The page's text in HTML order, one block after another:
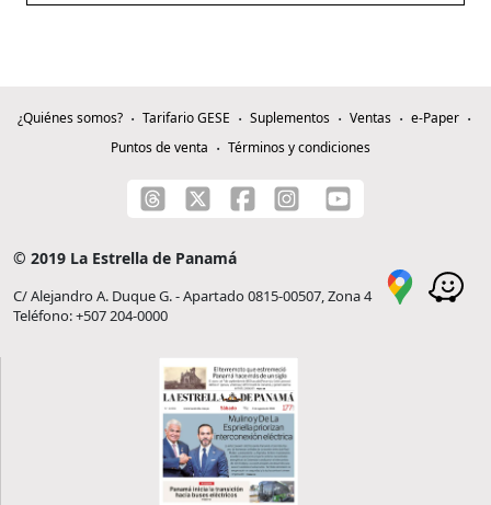
¿Quiénes somos? Tarifario GESE Suplementos Ventas
e-Paper
Puntos de venta
Términos y condiciones
© 2019 La Estrella de Panamá
C/ Alejandro A. Duque G. - Apartado 0815-00507, Zona 4
Teléfono: +507 204-0000